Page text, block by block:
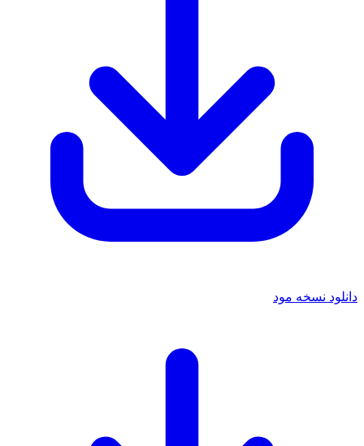
دانلود نسخه مود